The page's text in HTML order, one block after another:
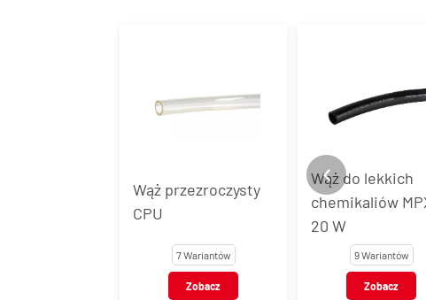
Wąż przezroczysty
CPU
7 Wariantów
Zobacz
Wąż do lekkich
chemikaliów
20 W
9 Wariantów
Zobacz